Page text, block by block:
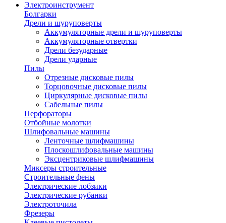
Электроинструмент
Болгарки
Дрели и шуруповерты
Аккумуляторные дрели и шуруповерты
Аккумуляторные отвертки
Дрели безударные
Дрели ударные
Пилы
Отрезные дисковые пилы
Торцовочные дисковые пилы
Циркулярные дисковые пилы
Сабельные пилы
Перфораторы
Отбойные молотки
Шлифовальные машины
Ленточные шлифмашины
Плоскошлифовальные машины
Эксцентриковые шлифмашины
Миксеры строительные
Строительные фены
Электрические лобзики
Электрические рубанки
Электроточила
Фрезеры